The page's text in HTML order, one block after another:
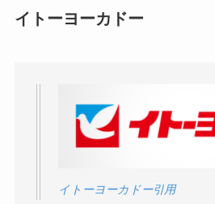
イトーヨーカドー
イトーヨーカドー引用